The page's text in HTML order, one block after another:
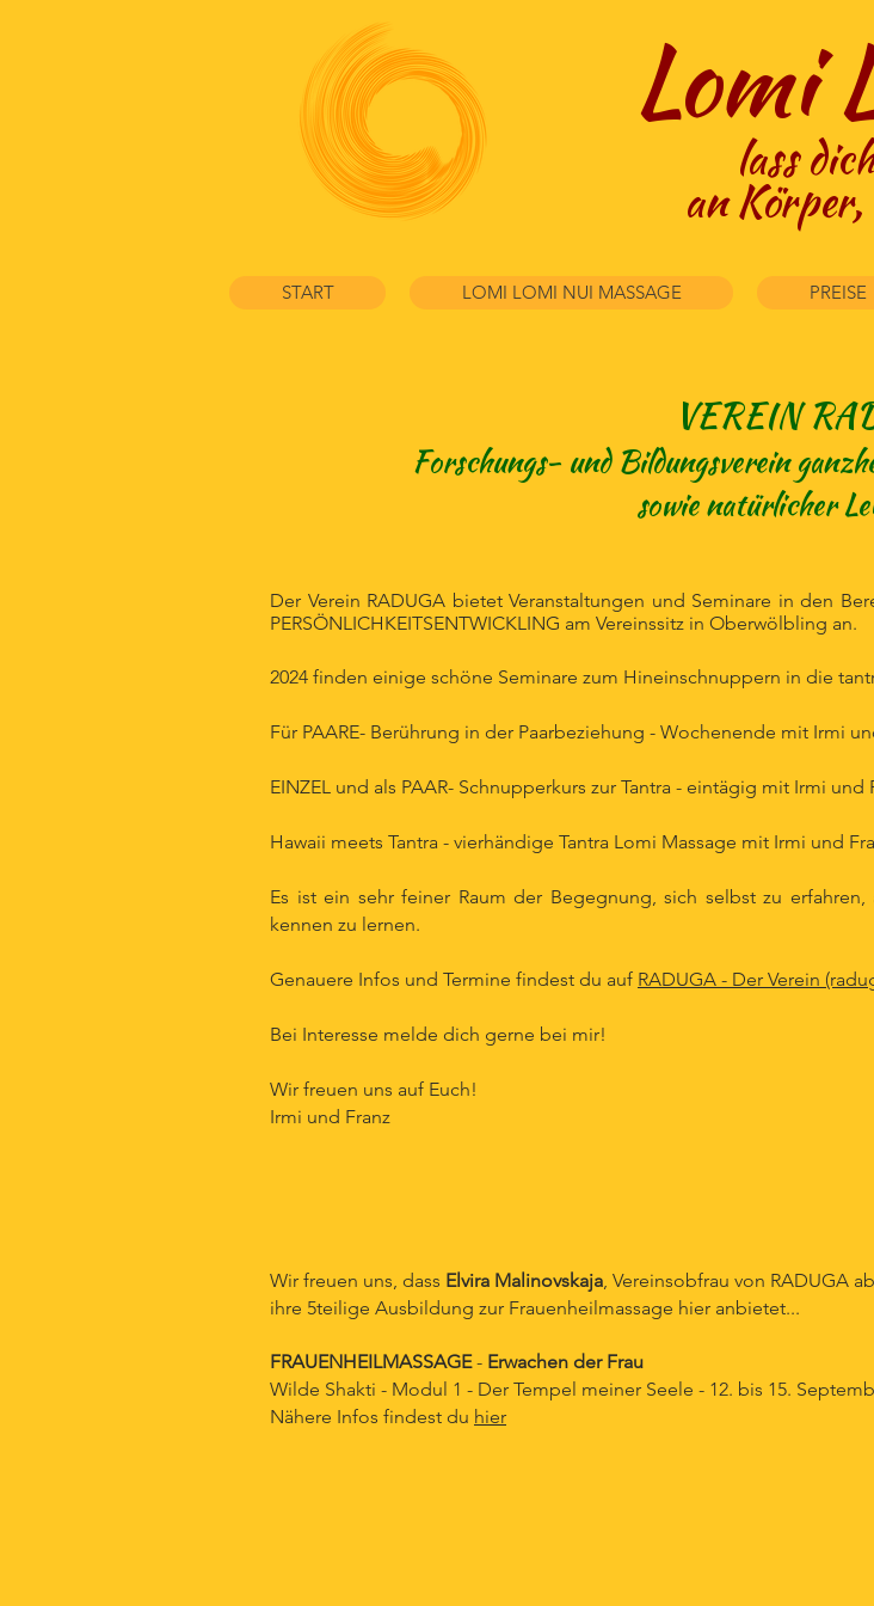
Lomi
lass
an
START LOMI LOMI NUI MASSAGE PREISE
VEREIN
Forschungs- und Bildungsverein
sowie natürlicher
Der Verein RADUGA bietet Veranstaltungen und Seminare in den
PERSÖNLICHKEITSENTWICKLING am Vereinssitz in Oberwölbling an.
2024 finden einige schöne Seminare zum Hineinschnuppern in die
Für PAARE- Berührung in der Paarbeziehung - Wochenende mit Irmi
EINZEL und als PAAR- Schnupperkurs zur Tantra - eintägig mit Irmi und
Hawaii meets Tantra - vierhändige Tantra Lomi Massage mit Irmi und
Es ist ein sehr feiner Raum der Begegnung, sich selbst zu
kennen zu lernen.
Genauere Infos und Termine findest du auf RADUGA - Der Verein
Bei Interesse melde dich gerne bei mir!
Wir freuen uns auf Euch!
Irmi und Franz
Wir freuen uns, dass Elvira Malinovskaja, Vereinsobfrau von RADUGA
ihre 5teilige Ausbildung zur Frauenheilmassage hier anbietet...
FRAUENHEILMASSAGE- Erwachen der Frau
Wilde Shakti - Modul 1 - Der Tempel meiner Seele - 12. bis 15.
Nähere Infos findest du hier